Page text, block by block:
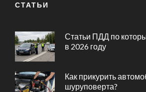
СТАТЬИ
Статьи ПДД по
в 2026 году
Как прикурить
шуруповерта?